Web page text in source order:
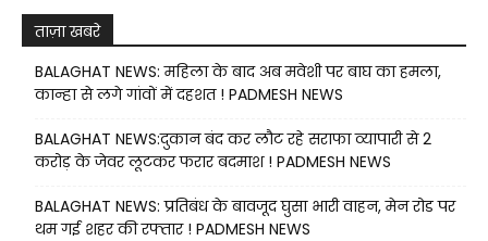
ताज़ा खबरे
BALAGHAT NEWS: महिला के बाद अब मवेशी पर बाघ का हमला,
कान्हा से लगे गांवों में दहशत ! PADMESH NEWS
BALAGHAT NEWS:दुकान बंद कर लौट रहे सराफा व्यापारी से 2
करोड़ के जेवर लूटकर फरार बदमाश ! PADMESH NEWS
BALAGHAT NEWS: प्रतिबंध के बावजूद घुसा भारी वाहन, मेन रोड पर
थम गई शहर की रफ्तार ! PADMESH NEWS